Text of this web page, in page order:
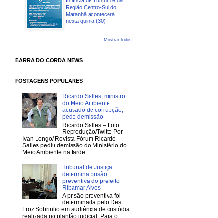
Região Centro-Sul do
Maranhã acontecerá
nesta quinta (30)
Mostrar todos
BARRA DO CORDA NEWS
POSTAGENS POPULARES
Ricardo Salles, ministro
do Meio Ambiente
acusado de corrupção,
pede demissão
Ricardo Salles – Foto:
Reprodução/Twitte Por
Ivan Longo/ Revista Fórum Ricardo
Salles pediu demissão do Ministério do
Meio Ambiente na tarde...
Tribunal de Justiça
determina prisão
preventiva do prefeito
Ribamar Alves
A prisão preventiva foi
determinada pelo Des.
Froz Sobrinho em audiência de custódia
realizada no plantão judicial. Para o